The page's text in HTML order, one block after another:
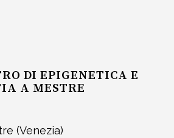
DI EPIGENETICA E
A MESTRE
(Venezia)